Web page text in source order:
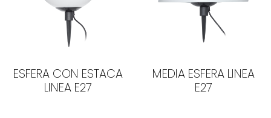
ESFERA CON ESTACA
LINEA E27
MEDIA ESFERA LINEA
E27